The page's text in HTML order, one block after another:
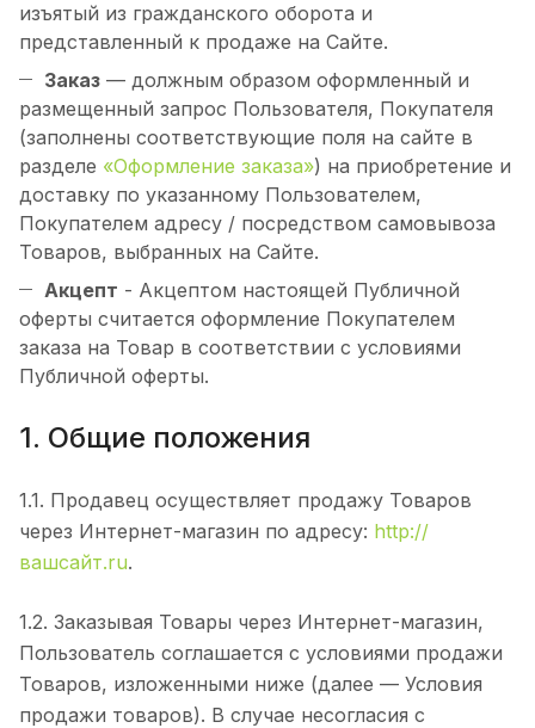
изъятый из гражданского оборота и
представленный к продаже на Сайте.
Заказ — должным образом оформленный и
размещенный запрос Пользователя, Покупателя
(заполнены соответствующие поля на сайте в
разделе «Оформление заказа») на приобретение и
доставку по указанному Пользователем,
Покупателем адресу / посредством самовывоза
Товаров, выбранных на Сайте.
Акцепт - Акцептом настоящей Публичной
оферты считается оформление Покупателем
заказа на Товар в соответствии с условиями
Публичной оферты.
1. Общие положения
1.1. Продавец осуществляет продажу Товаров
через Интернет-магазин по адресу: http://
вашсайт.ru.
1.2. Заказывая Товары через Интернет-магазин,
Пользователь соглашается с условиями продажи
Товаров, изложенными ниже (далее — Условия
продажи товаров). В случае несогласия с